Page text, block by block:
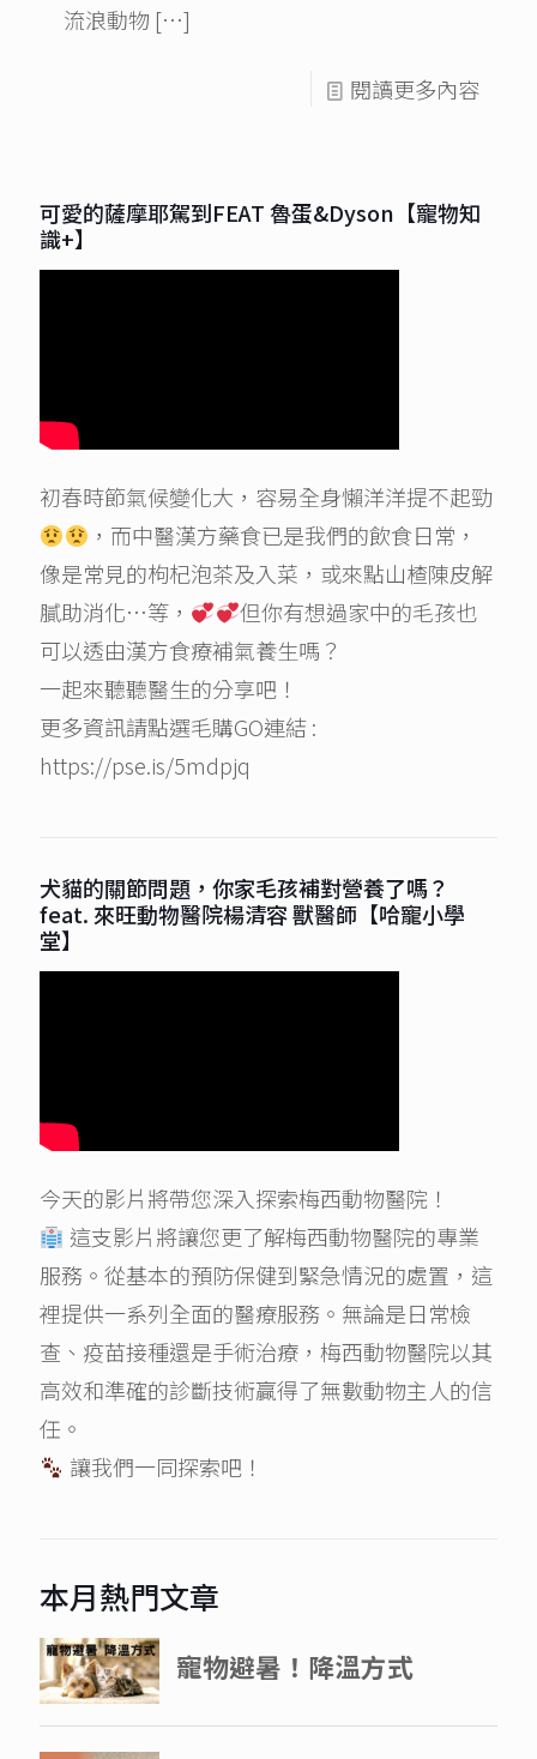
流浪動物 […]
閱讀更多內容
可愛的薩摩耶駕到FEAT 魯蛋&Dyson【寵物知
識+】
初春時節氣候變化大，容易全身懶洋洋提不起勁
，而中醫漢方藥食已是我們的飲食日常，
像是常見的枸杞泡茶及入菜，或來點山楂陳皮解
膩助消化…等，
但你有想過家中的毛孩也
可以透由漢方食療補氣養生嗎？
一起來聽聽醫生的分享吧！
更多資訊請點選毛購GO連結 :
https://pse.is/5mdpjq
犬貓的關節問題，你家毛孩補對營養了嗎？
feat. 來旺動物醫院楊清容 獸醫師【哈寵小學
堂】
今天的影片將帶您深入探索梅西動物醫院！
這支影片將讓您更了解梅西動物醫院的專業
服務。從基本的預防保健到緊急情況的處置，這
裡提供一系列全面的醫療服務。無論是日常檢
查、疫苗接種還是手術治療，梅西動物醫院以其
高效和準確的診斷技術贏得了無數動物主人的信
任。
讓我們一同探索吧！
本月熱門文章